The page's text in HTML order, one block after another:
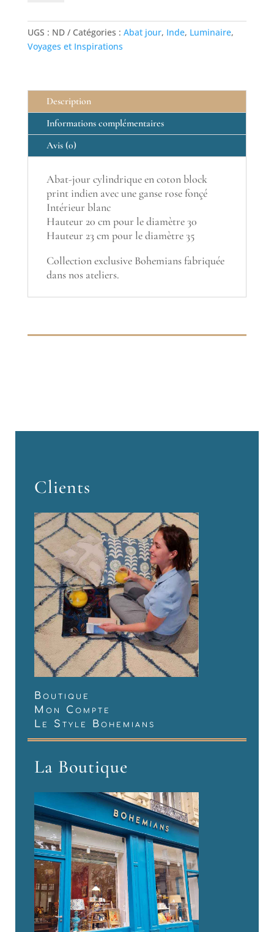
Taj
Lake
UGS : ND Catégories : Abat jour, Inde, Luminaire,
Voyages et Inspirations
Description
Informations complémentaires
Avis (0)
Abat-jour cylindrique en coton block
print indien avec une ganse rose fonçé
Intérieur blanc
Hauteur 20 cm pour le diamètre 30
Hauteur 23 cm pour le diamètre 35
Collection exclusive Bohemians fabriquée
dans nos ateliers.
Clients
Boutique
Mon Compte
Le Style Bohemians
La Boutique